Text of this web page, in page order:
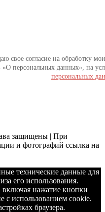
свое согласие на обработку
персональных данных», на
персональных
защищены | При
и фотографий ссылка на
технические данные для
его использования.
включая нажатие кнопки
с использованием cookie.
браузера.